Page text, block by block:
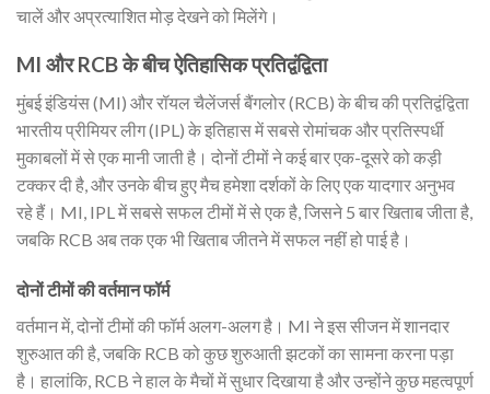
चालें और अप्रत्याशित मोड़ देखने को मिलेंगे।
MI और RCB के बीच ऐतिहासिक प्रतिद्वंद्विता
मुंबई इंडियंस (MI) और रॉयल चैलेंजर्स बैंगलोर (RCB) के बीच की प्रतिद्वंद्विता
भारतीय प्रीमियर लीग (IPL) के इतिहास में सबसे रोमांचक और प्रतिस्पर्धी
मुकाबलों में से एक मानी जाती है। दोनों टीमों ने कई बार एक-दूसरे को कड़ी
टक्कर दी है, और उनके बीच हुए मैच हमेशा दर्शकों के लिए एक यादगार अनुभव
रहे हैं। MI, IPL में सबसे सफल टीमों में से एक है, जिसने 5 बार खिताब जीता है,
जबकि RCB अब तक एक भी खिताब जीतने में सफल नहीं हो पाई है।
दोनों टीमों की वर्तमान फॉर्म
वर्तमान में, दोनों टीमों की फॉर्म अलग-अलग है। MI ने इस सीजन में शानदार
शुरुआत की है, जबकि RCB को कुछ शुरुआती झटकों का सामना करना पड़ा
है। हालांकि, RCB ने हाल के मैचों में सुधार दिखाया है और उन्होंने कुछ महत्वपूर्ण